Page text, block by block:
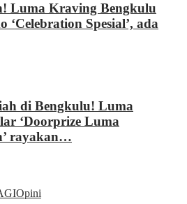
Luma Kraving Bengkulu
‘Celebration Spesial’, ada
di Bengkulu! Luma
‘Doorprize Luma
rayakan…
Opini